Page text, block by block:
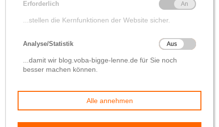
Bürgerservice Kommentar
Gerüchte Teil 1: Parken